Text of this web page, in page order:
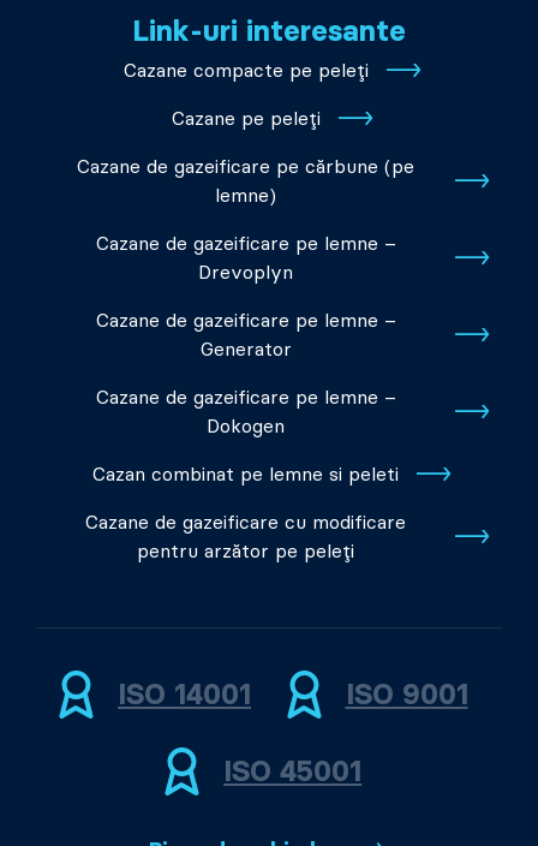
Link-uri interesante
Cazane compacte pe peleți
Cazane pe peleți
Cazane de gazeificare pe cărbune (pe
lemne)
Cazane de gazeificare pe lemne –
Drevoplyn
Cazane de gazeificare pe lemne –
Generator
Cazane de gazeificare pe lemne –
Dokogen
Cazan combinat pe lemne si peleti
Cazane de gazeificare cu modificare
pentru arzător pe peleți
ISO 14001 ISO 9001
ISO 45001